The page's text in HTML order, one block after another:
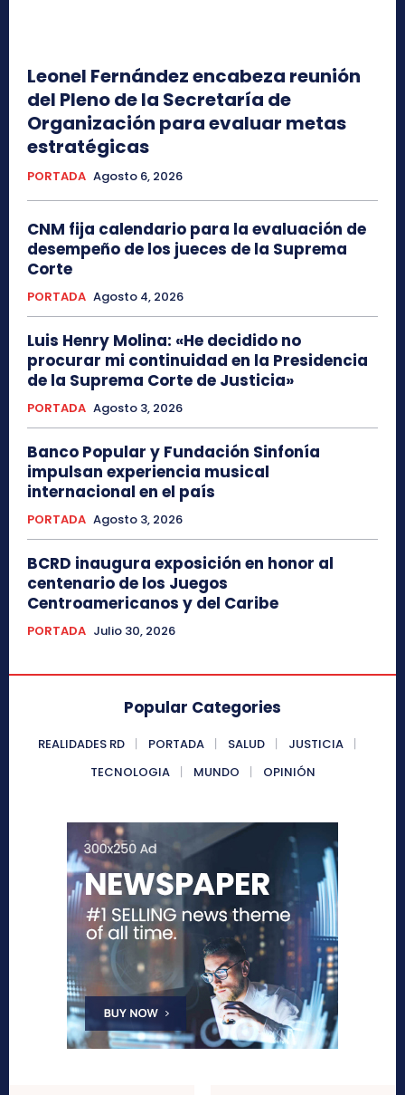
Leonel Fernández encabeza reunión
del Pleno de la Secretaría de
Organización para evaluar metas
estratégicas
PORTADA Agosto 6, 2026
CNM fija calendario para la evaluación de
desempeño de los jueces de la Suprema
Corte
PORTADA Agosto 4, 2026
Luis Henry Molina: «He decidido no
procurar mi continuidad en la Presidencia
de la Suprema Corte de Justicia»
PORTADA Agosto 3, 2026
Banco Popular y Fundación Sinfonía
impulsan experiencia musical
internacional en el país
PORTADA Agosto 3, 2026
BCRD inaugura exposición en honor al
centenario de los Juegos
Centroamericanos y del Caribe
PORTADA Julio 30, 2026
Popular Categories
REALIDADES RD PORTADA SALUD
JUSTICIA
TECNOLOGIA
MUNDO OPINIÓN